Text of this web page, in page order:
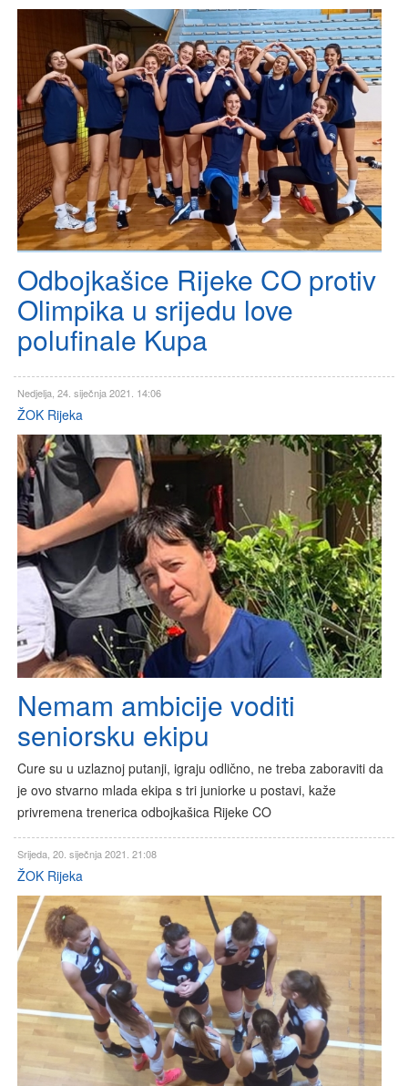
Odbojkašice Rijeke CO protiv
Olimpika u srijedu love
polufinale Kupa
Nedjelja, 24. siječnja 2021. 14:06
ŽOK Rijeka
Nemam ambicije voditi
seniorsku ekipu
Cure su u uzlaznoj putanji, igraju odlično, ne treba zaboraviti da
je ovo stvarno mlada ekipa s tri juniorke u postavi, kaže
privremena trenerica odbojkašica Rijeke CO
Srijeda, 20. siječnja 2021. 21:08
ŽOK Rijeka